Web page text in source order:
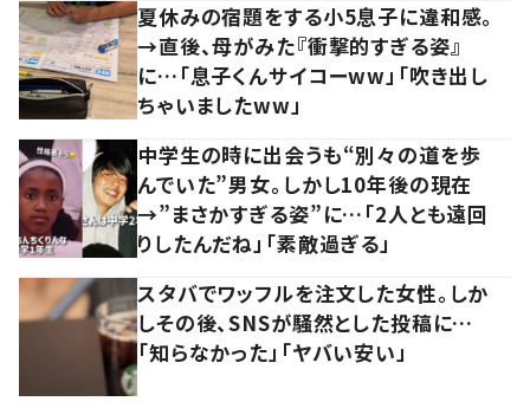
夏休みの宿題をする小5息子に違和感。
→直後、母がみた『衝撃的すぎる姿』
に…「息子くんサイコーww」「吹き出し
ちゃいましたww」
中学生の時に出会うも“別々の道を歩
んでいた”男女。しかし10年後の現在
→”まさかすぎる姿”に…「2人とも遠回
りしたんだね」「素敵過ぎる」
スタバでワッフルを注文した女性。しか
しその後、SNSが騒然とした投稿に…
「知らなかった」「ヤバい安い」